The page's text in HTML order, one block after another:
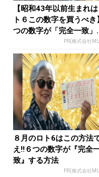
【昭和43年以前生まれは
ト６この数字を買うべき
つの数字が「完全一致」
PR(株式会社
８月のロト6はこの方法
え!!６つの数字が『完全
致』する方法
PR(株式会社